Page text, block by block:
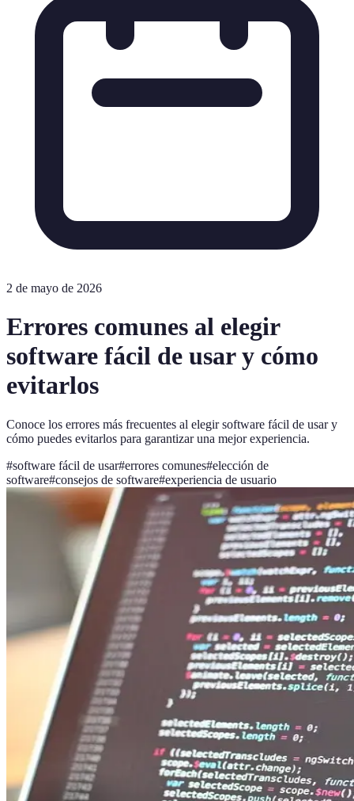
2 de mayo de 2026
Errores comunes al elegir
software fácil de usar y cómo
evitarlos
Conoce los errores más frecuentes al elegir software fácil de usar y
cómo puedes evitarlos para garantizar una mejor experiencia.
#software fácil de usar#errores comunes#elección de
software#consejos de software#experiencia de usuario